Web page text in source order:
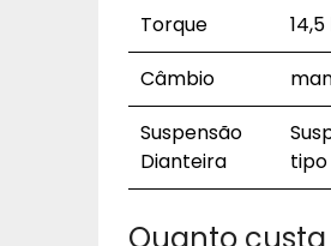
Torque
Câmbio
Suspensão
Dianteira
tipo